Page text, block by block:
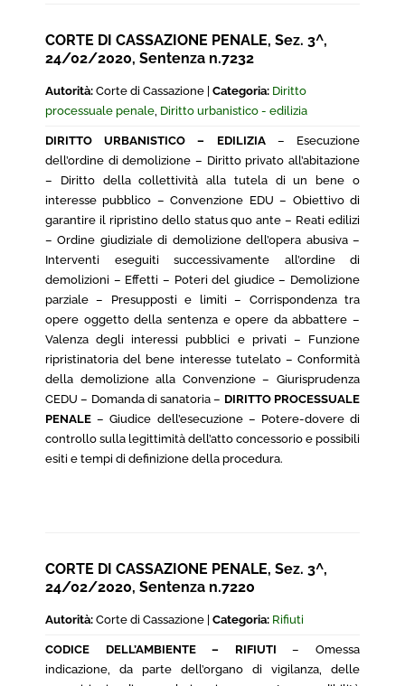
CORTE DI CASSAZIONE PENALE, Sez. 3^,
24/02/2020, Sentenza n.7232
Autorità: Corte di Cassazione | Categoria: Diritto
processuale penale, Diritto urbanistico - edilizia
DIRITTO URBANISTICO – EDILIZIA– Esecuzione
dell’ordine di demolizione – Diritto privato all’abitazione
– Diritto della collettività alla tutela di un bene o
interesse pubblico – Convenzione EDU – Obiettivo di
garantire il ripristino dello status quo ante – Reati edilizi
– Ordine giudiziale di demolizione dell’opera abusiva –
Interventi eseguiti successivamente all’ordine di
demolizioni – Effetti – Poteri del giudice – Demolizione
parziale – Presupposti e limiti – Corrispondenza tra
opere oggetto della sentenza e opere da abbattere –
Valenza degli interessi pubblici e privati – Funzione
ripristinatoria del bene interesse tutelato – Conformità
della demolizione alla Convenzione – Giurisprudenza
CEDU – Domanda di sanatoria – DIRITTO PROCESSUALE
PENALE – Giudice dell’esecuzione – Potere-dovere di
controllo sulla legittimità dell’atto concessorio e possibili
esiti e tempi di definizione della procedura.
CORTE DI CASSAZIONE PENALE, Sez. 3^,
24/02/2020, Sentenza n.7220
Autorità: Corte di Cassazione | Categoria: Rifiuti
CODICE DELL’AMBIENTE – RIFIUTI – Omessa
indicazione, da parte dell’organo di vigilanza, delle